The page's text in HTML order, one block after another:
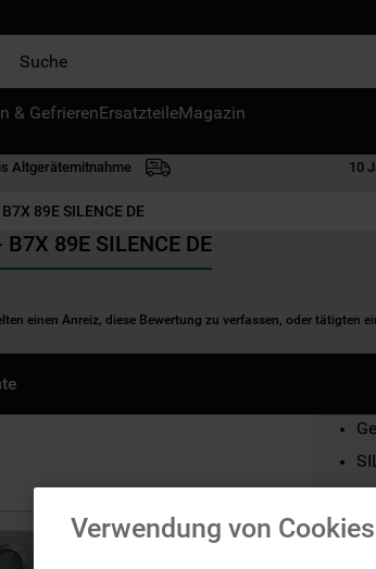
& GefrierenErsatzteileMagazin
Altgerätemitnahme 10
B7X 89E SILENCE DE
89E SILENCE DE
einen Anreiz, diese Bewertung zu verfassen, oder tätigten
Verwendung von Cookies
HÄUFIGSTEN SUCHANFRAGEN
kühlgefrierkombination
mikrowelle
gefriertruhe